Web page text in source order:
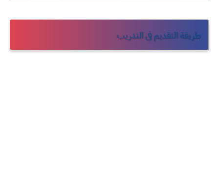
طريقة التقديم فى التدريب